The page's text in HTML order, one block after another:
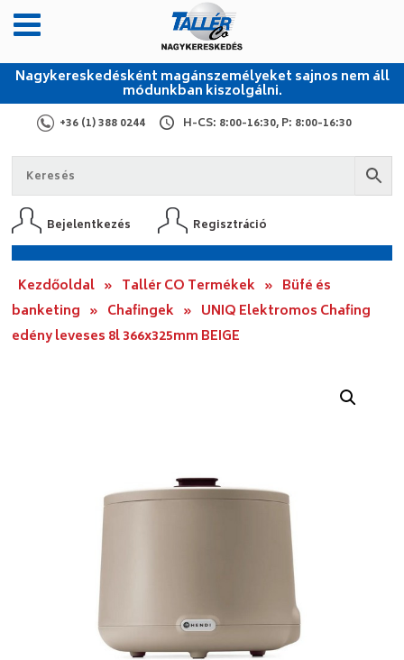
Nagykereskedésként magánszemélyeket sajnos nem áll
módunkban kiszolgálni.
+36 (1) 388 0244 H-CS: 8:00-16:30, P: 8:00-16:30
Bejelentkezés Regisztráció
Kezdőoldal » Tallér CO Termékek » Büfé és
banketing » Chafingek » UNIQ Elektromos Chafing
edény leveses 8l 366x325mm BEIGE